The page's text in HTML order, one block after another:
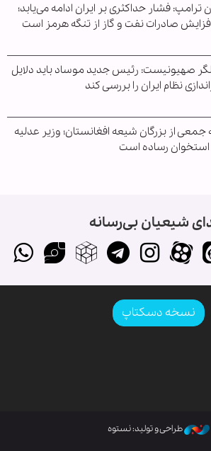
ترامپ: فشار حداکثری بر ایران ادامه می‌یابد؛
افزایش صادرات نفت و گاز از تنگه هرمز است
صهیونیست: رئیس جدید موساد باید دلایل
نظام ایران را بررسی کند
جمعی از بزرگان شیعه افغانستان؛ وزیر عدلیه
استخوان رساده است
شیعیان بی‌رسانه
نسخه دسکتاپ
طراحی و تولید: نستوه